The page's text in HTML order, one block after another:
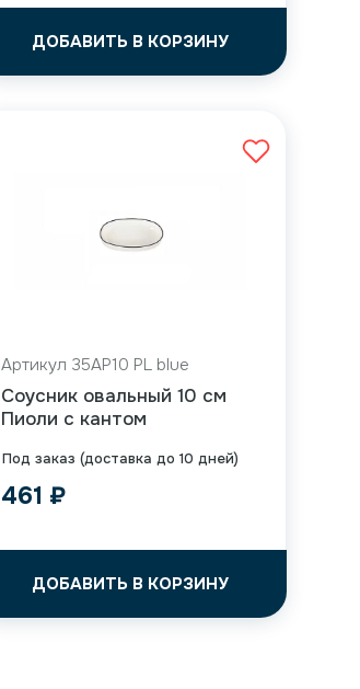
ДОБАВИТЬ В КОРЗИНУ
Под заказ (доставка до 10 дней)
Артикул 35AP10 PL blue
Соусник овальный 10 см
Пиоли с кантом
461 ₽
ДОБАВИТЬ В КОРЗИНУ